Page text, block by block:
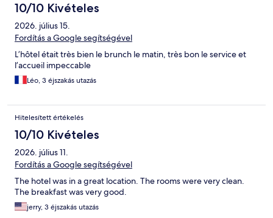
10/10 Kivételes
2026. július 15.
Fordítás a Google segítségével
L’hôtel était très bien le brunch le matin, très bon le service et
l’accueil impeccable
Léo, 3 éjszakás utazás
Hitelesített értékelés
10/10 Kivételes
2026. július 11.
Fordítás a Google segítségével
The hotel was in a great location. The rooms were very clean.
The breakfast was very good.
jerry, 3 éjszakás utazás